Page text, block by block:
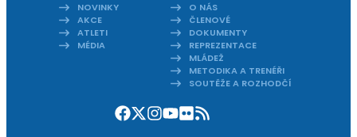
NOVINKY
AKCE
ATLETI
MÉDIA
O NÁS
ČLENOVÉ
DOKUMENTY
REPREZENTACE
MLÁDEŽ
METODIKA A TRENÉŘI
SOUTĚŽE A ROZHODČÍ